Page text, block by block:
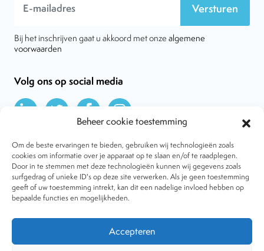
Beheer cookie toestemming
Om de beste ervaringen te bieden, gebruiken wij technologieën zoals
cookies om informatie over je apparaat op te slaan en/of te raadplegen.
Door in te stemmen met deze technologieën kunnen wij gegevens zoals
surfgedrag of unieke ID's op deze site verwerken. Als je geen toestemming
geeft of uw toestemming intrekt, kan dit een nadelige invloed hebben op
bepaalde functies en mogelijkheden.
Accepteren
Versturen
Bij het inschrijven gaat u akkoord met onze algemene
voorwaarden
Volg ons op social media
Over VtdK
Contact
Nieuws
Behandelwijzen
Dossiers
Tijdschrift